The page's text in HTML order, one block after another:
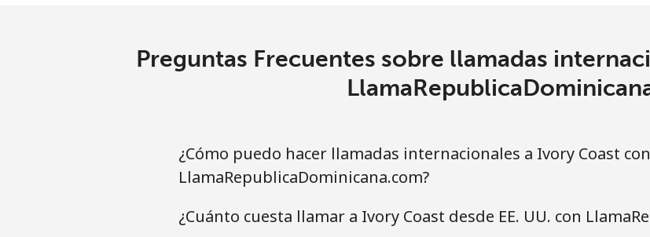
Preguntas Frecuentes sobre llamadas
¿Cómo puedo hacer llamadas internacionales a Ivory Coast con
LlamaRepublicaDominicana.com?
¿Cuánto cuesta llamar a Ivory Coast desde EE. UU. con